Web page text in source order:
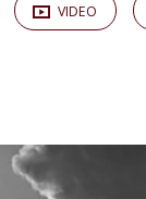
VIDEO